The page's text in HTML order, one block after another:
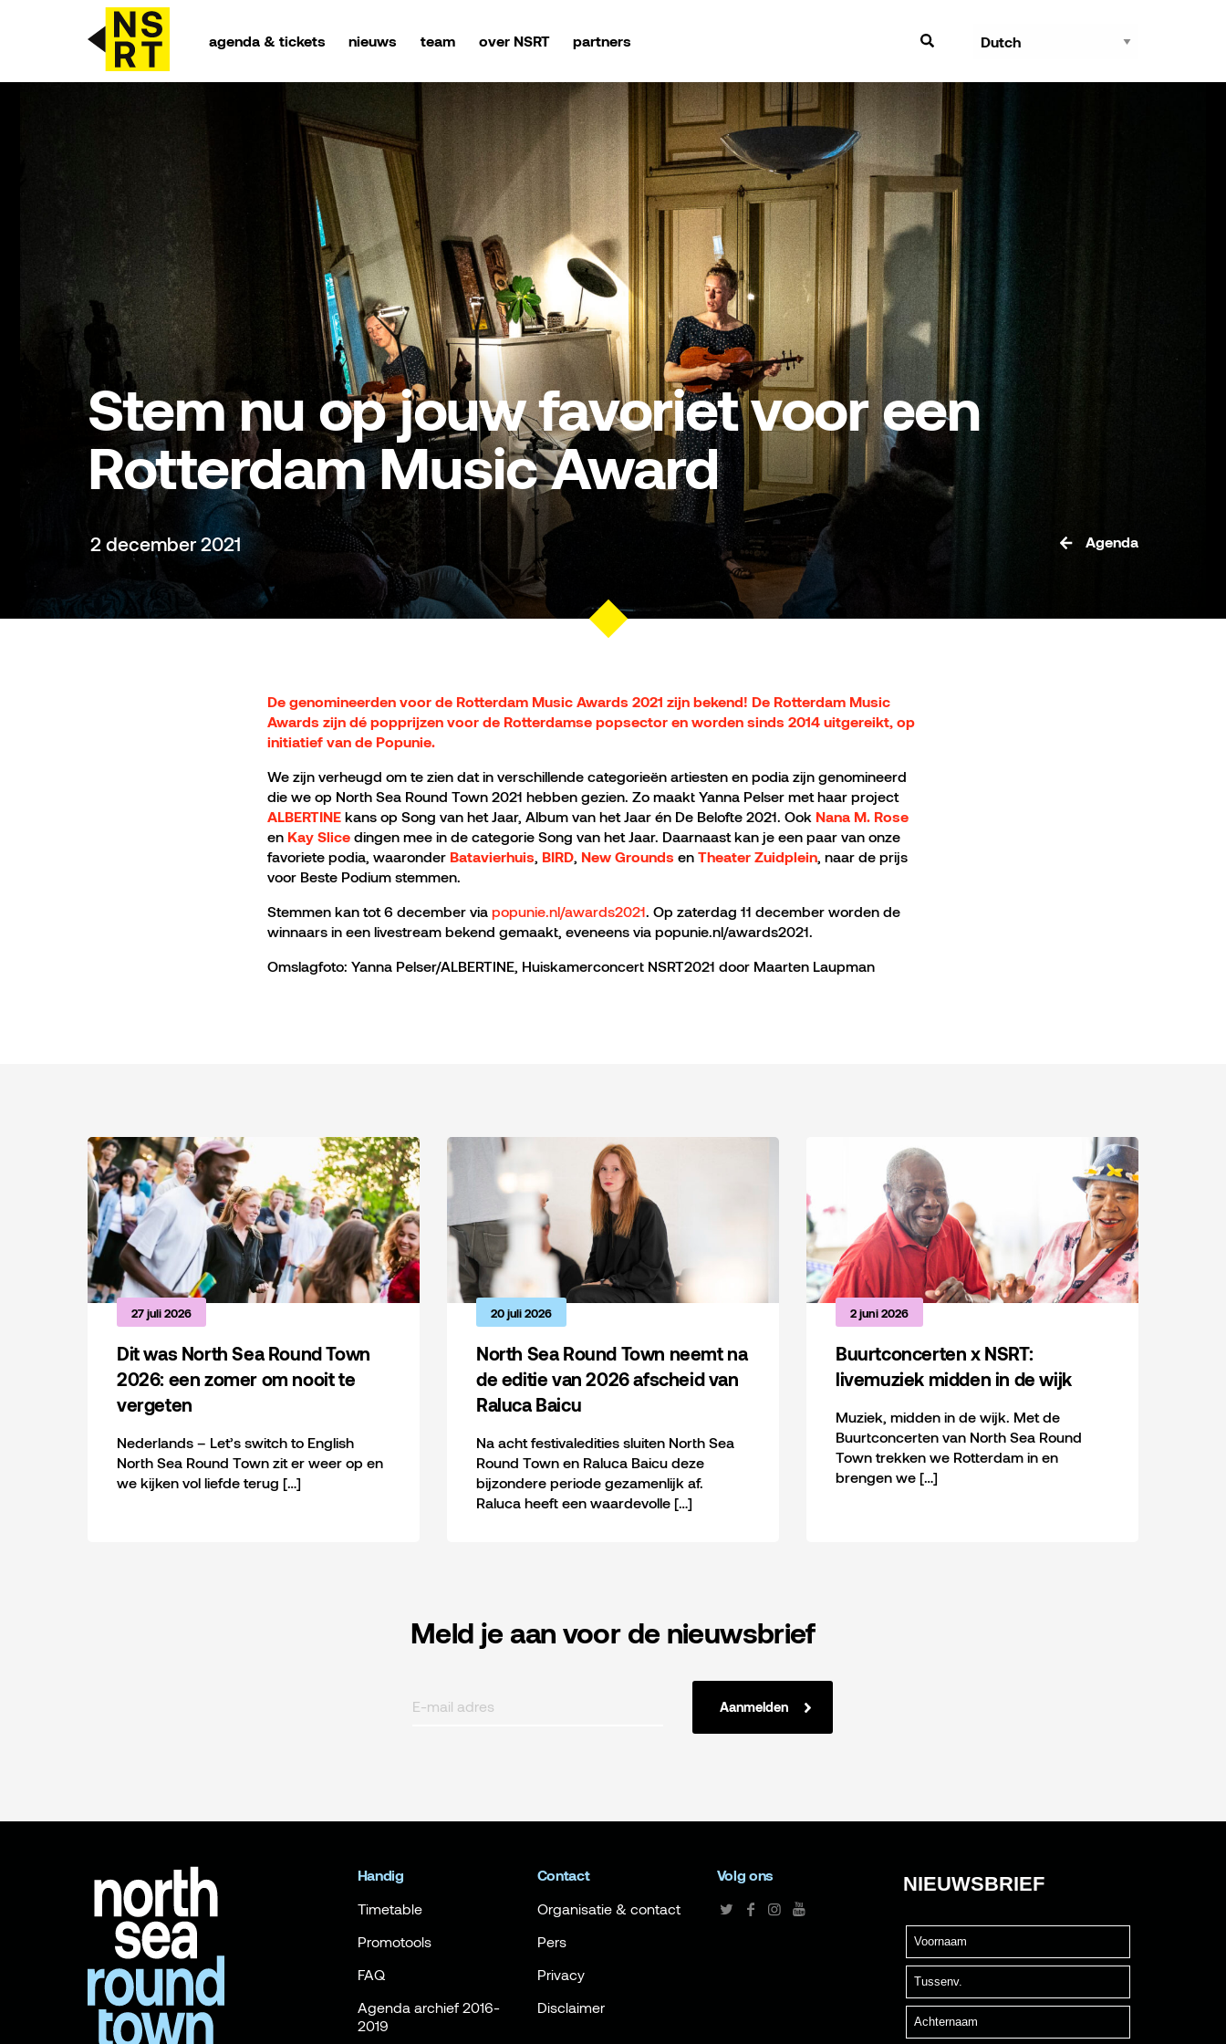
agenda & tickets nieuws team over NSRT partners
agenda & tickets
nieuws
team
over NSRT
partners
Stem nu op jouw favoriet voor een
Rotterdam Music Award
2 december 2021 Agenda
De genomineerden voor de Rotterdam Music Awards 2021 zijn bekend! De Rotterdam Music
Awards zijn dé popprijzen voor de Rotterdamse popsector en worden sinds 2014 uitgereikt, op
initiatief van de Popunie.
We zijn verheugd om te zien dat in verschillende categorieën artiesten en podia zijn genomineerd
die we op North Sea Round Town 2021 hebben gezien. Zo maakt Yanna Pelser met haar project
ALBERTINE kans op Song van het Jaar, Album van het Jaar én De Belofte 2021. Ook Nana M. Rose
en Kay Slice dingen mee in de categorie Song van het Jaar. Daarnaast kan je een paar van onze
favoriete podia, waaronder Batavierhuis, BIRD, New Grounds en Theater Zuidplein, naar de prijs
voor Beste Podium stemmen.
Stemmen kan tot 6 december via popunie.nl/awards2021. Op zaterdag 11 december worden de
winnaars in een livestream bekend gemaakt, eveneens via popunie.nl/awards2021.
Omslagfoto: Yanna Pelser/ALBERTINE, Huiskamerconcert NSRT2021 door Maarten Laupman
27 juli 2026
Dit was North Sea Round Town
2026: een zomer om nooit te
vergeten
Nederlands – Let’s switch to English
North Sea Round Town zit er weer op en
we kijken vol liefde terug […]
20 juli 2026
North Sea Round Town neemt na
de editie van 2026 afscheid van
Raluca Baicu
Na acht festivaledities sluiten North Sea
Round Town en Raluca Baicu deze
bijzondere periode gezamenlijk af.
Raluca heeft een waardevolle […]
2 juni 2026
Buurtconcerten x NSRT:
livemuziek midden in de wijk
Muziek, midden in de wijk. Met de
Buurtconcerten van North Sea Round
Town trekken we Rotterdam in en
brengen we […]
Meld je aan voor de nieuwsbrief
Aanmelden
Handig
Timetable
Promotools
FAQ
Agenda archief 2016-
2019
Contact
Organisatie & contact
Pers
Privacy
Disclaimer
Volg ons